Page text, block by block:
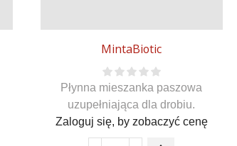
MintaBiotic
Płynna mieszanka paszowa
uzupełniająca dla drobiu.
Zaloguj się, by zobaczyć cenę